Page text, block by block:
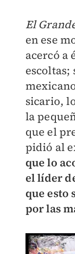
El
en ese
acercó a
escoltas;
sicario,
la
que el
pidió al
que lo
el líder
que esto
por las